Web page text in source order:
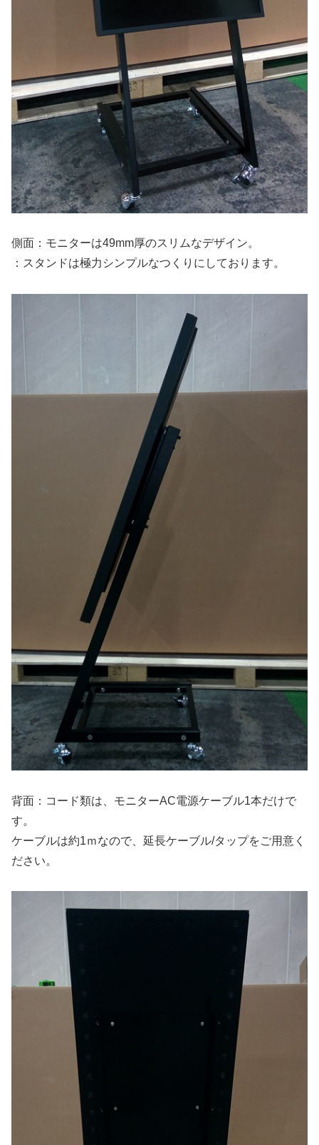
側面：モニターは49mm厚のスリムなデザイン。
：スタンドは極力シンプルなつくりにしております。
背面：コード類は、モニターAC電源ケーブル1本だけで
す。
ケーブルは約1ｍなので、延長ケーブル/タップをご用意く
ださい。